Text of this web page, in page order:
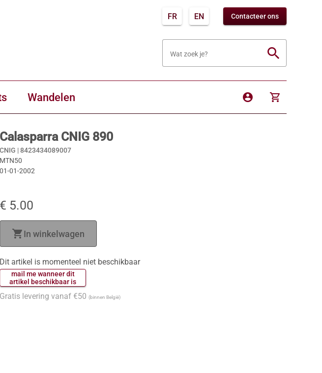
FR EN Contacteer ons
Wat zoek je? search
Wandelen account_circle shopping_cart
Calasparra CNIG 890
CNIG |8423434089007
MTN50
01-01-2002
€ 5.00
shopping_cartIn winkelwagen
Dit artikel is momenteel niet beschikbaar
mail me wanneer dit
Gratis levering vanaf €50 (binnen België)